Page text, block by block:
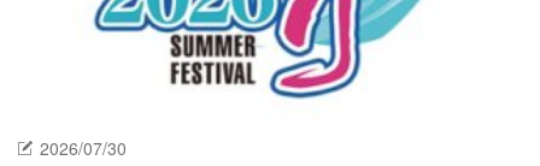
2026/07/30